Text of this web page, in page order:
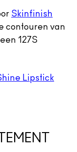
Skinfinish
contouren van
127S
Lipstick